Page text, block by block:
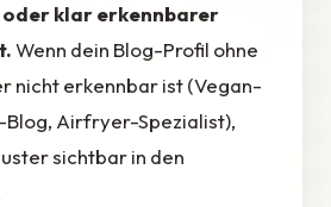
klar erkennbarer
Wenn dein Blog-Profil ohne
nicht erkennbar ist (Vegan-
Blog, Airfryer-Spezialist),
sichtbar in den